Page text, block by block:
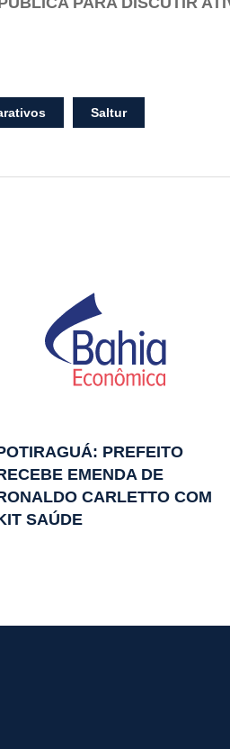
Saltur
PREFEITO
EMENDA DE
CARLETTO COM
SAÚDE